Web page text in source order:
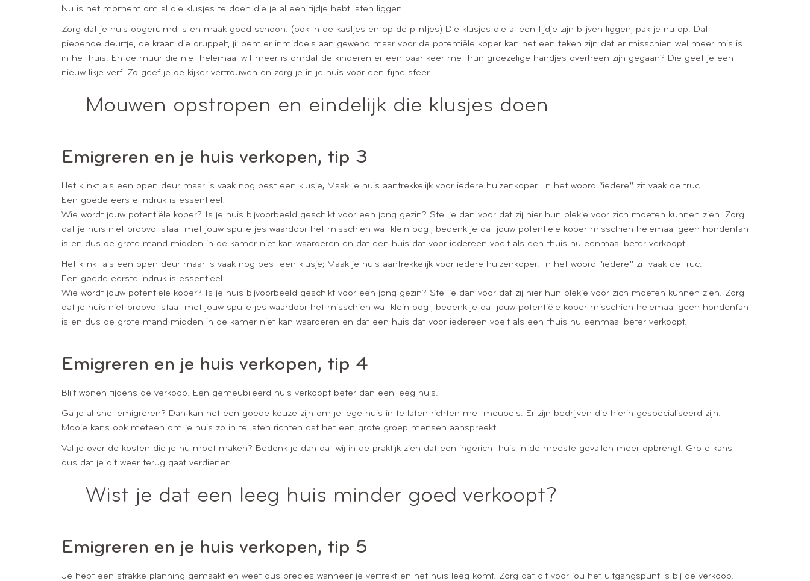
Nu is het moment om al die klusjes te doen die je al een tijdje hebt laten liggen.
Zorg dat je huis opgeruimd is en maak goed schoon. (ook in de kastjes en op de plintjes) Die klusjes die al een tijdje zijn blijven liggen, pak je nu op. Dat
piepende deurtje, de kraan die druppelt, jij bent er inmiddels aan gewend maar voor de potentiële koper kan het een teken zijn dat er misschien wel meer mis is
in het huis. En de muur die niet helemaal wit meer is omdat de kinderen er een paar keer met hun groezelige handjes overheen zijn gegaan? Die geef je een
nieuw likje verf. Zo geef je de kijker vertrouwen en zorg je in je huis voor een fijne sfeer.
Mouwen opstropen en eindelijk die klusjes doen
Emigreren en je huis verkopen, tip 3
Het klinkt als een open deur maar is vaak nog best een klusje; Maak je huis aantrekkelijk voor iedere huizenkoper. In het woord “iedere” zit vaak de truc.
Een goede eerste indruk is essentieel!
Wie wordt jouw potentiële koper? Is je huis bijvoorbeeld geschikt voor een jong gezin? Stel je dan voor dat zij hier hun plekje voor zich moeten kunnen zien. Zorg
dat je huis niet propvol staat met jouw spulletjes waardoor het misschien wat klein oogt, bedenk je dat jouw potentiële koper misschien helemaal geen hondenfan
is en dus de grote mand midden in de kamer niet kan waarderen en dat een huis dat voor iedereen voelt als een thuis nu eenmaal beter verkoopt.
Het klinkt als een open deur maar is vaak nog best een klusje; Maak je huis aantrekkelijk voor iedere huizenkoper. In het woord “iedere” zit vaak de truc.
Een goede eerste indruk is essentieel!
Wie wordt jouw potentiële koper? Is je huis bijvoorbeeld geschikt voor een jong gezin? Stel je dan voor dat zij hier hun plekje voor zich moeten kunnen zien. Zorg
dat je huis niet propvol staat met jouw spulletjes waardoor het misschien wat klein oogt, bedenk je dat jouw potentiële koper misschien helemaal geen hondenfan
is en dus de grote mand midden in de kamer niet kan waarderen en dat een huis dat voor iedereen voelt als een thuis nu eenmaal beter verkoopt.
Emigreren en je huis verkopen, tip 4
Blijf wonen tijdens de verkoop. Een gemeubileerd huis verkoopt beter dan een leeg huis.
Ga je al snel emigreren? Dan kan het een goede keuze zijn om je lege huis in te laten richten met meubels. Er zijn bedrijven die hierin gespecialiseerd zijn.
Mooie kans ook meteen om je huis zo in te laten richten dat het een grote groep mensen aanspreekt.
Val je over de kosten die je nu moet maken? Bedenk je dan dat wij in de praktijk zien dat een ingericht huis in de meeste gevallen meer opbrengt. Grote kans
dus dat je dit weer terug gaat verdienen.
Wist je dat een leeg huis minder goed verkoopt?
Emigreren en je huis verkopen, tip 5
Je hebt een strakke planning gemaakt en weet dus precies wanneer je vertrekt en het huis leeg komt. Zorg dat dit voor jou het uitgangspunt is bij de verkoop.